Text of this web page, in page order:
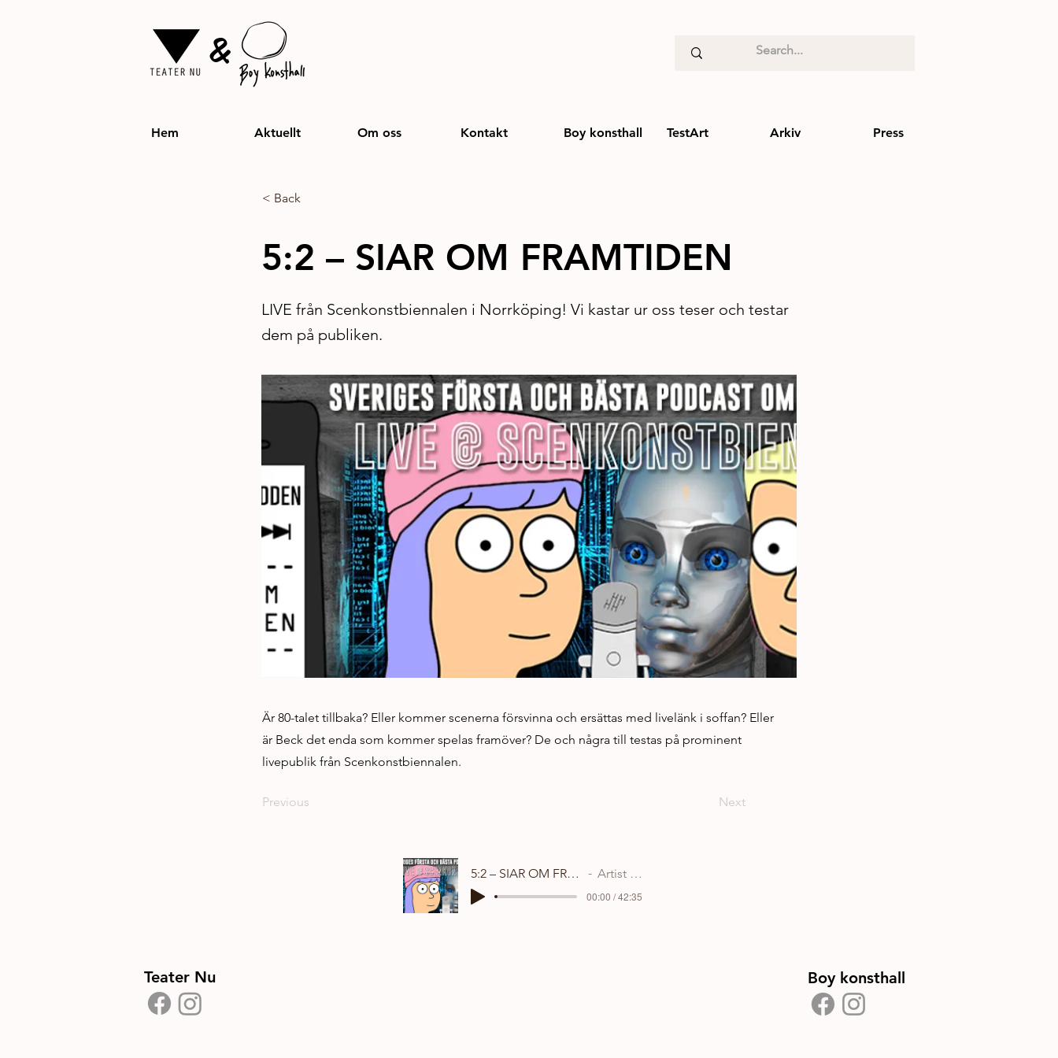
&
Hem Aktuellt Om oss Kontakt Boy konsthall TestArt Arkiv Press
< Back
5:2 – SIAR OM FRAMTIDEN
LIVE från Scenkonstbiennalen i Norrköping! Vi kastar ur oss teser och testar
dem på publiken.
Är 80-talet tillbaka? Eller kommer scenerna försvinna och ersättas med livelänk i soffan? Eller
är Beck det enda som kommer spelas framöver? De och några till testas på prominent
livepublik från Scenkonstbiennalen.
Previous Next
5:2 – SIAR OM FRAMTIDEN Artist Name
00:00 / 42:35
Teater Nu Boy konsthall